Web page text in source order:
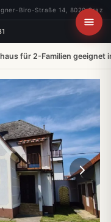
Biro-Straße 14, 8020 Graz
für 2-Familien geeignet